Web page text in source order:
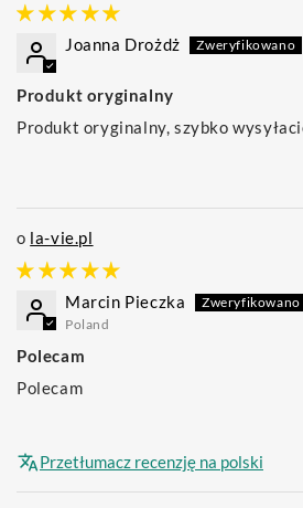
Joanna Drożdż
Produkt oryginalny
Produkt oryginalny, szybko
la-vie.pl
Marcin Pieczka
Poland
Polecam
Polecam
Przetłumacz recenzję na polski